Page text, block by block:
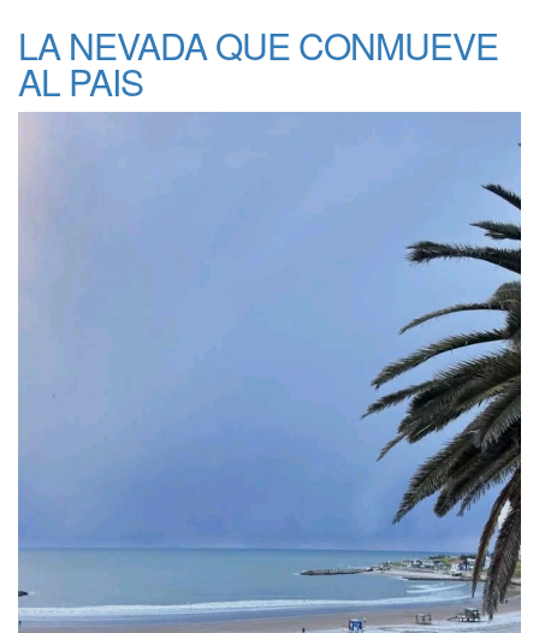
LA NEVADA QUE CONMUEVE
AL PAIS